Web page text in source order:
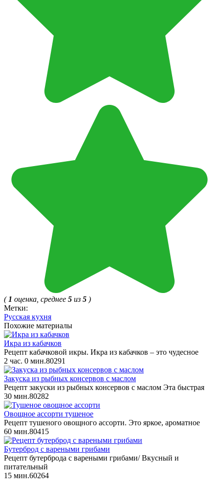
( 1 оценка, среднее 5 из 5 )
Метки:
Русская кухня
Похожие материалы
Икра из кабачков
Рецепт кабачковой икры. Икра из кабачков – это чудесное
2 час. 0 мин.80291
Закуска из рыбных консервов с маслом
Рецепт закуски из рыбных консервов с маслом Эта быстрая
30 мин.80282
Овощное ассорти тушеное
Рецепт тушеного овощного ассорти. Это яркое, ароматное
60 мин.80415
Бутерброд с вареными грибами
Рецепт бутерброда с вареными грибами/ Вкусный и
питательный
15 мин.60264